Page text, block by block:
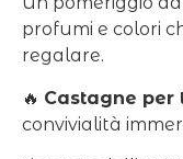
profumi e colori
regalare.
🔥 Castagne per
convivialità